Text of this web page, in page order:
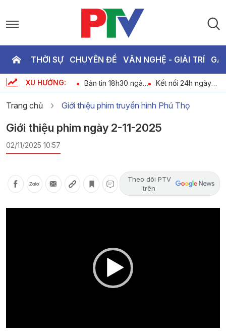
THỜI SỰ CHUYÊN ĐỀ VĂN NGHỆ - GIẢI TRÍ
XU HƯỚNG:
An ninh trật tự 24h
ngày 07-08-2026
Bản tin 18h30 ngày
07-08-2026
Kết nối 24h ngày
07-08-2026
Trang chủ Giới thiệu phim truyền hình Phú Thọ
Giới thiệu phim ngày 2-11-2025
02/11/2025 10:57
Theo dõi PTV
trên